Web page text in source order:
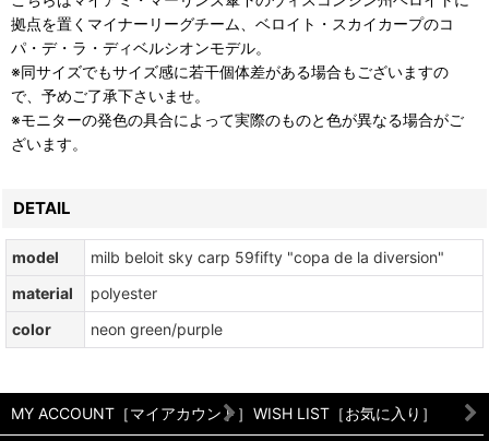
拠点を置くマイナーリーグチーム、ベロイト・スカイカープのコ
パ・デ・ラ・ディベルシオンモデル。
※同サイズでもサイズ感に若干個体差がある場合もございますの
で、予めご了承下さいませ。
※モニターの発色の具合によって実際のものと色が異なる場合がご
ざいます。
DETAIL
model
milb beloit sky carp 59fifty "copa de la diversion"
material
polyester
color
neon green/purple
MY ACCOUNT［マイアカウント］ WISH LIST［お気に入り］